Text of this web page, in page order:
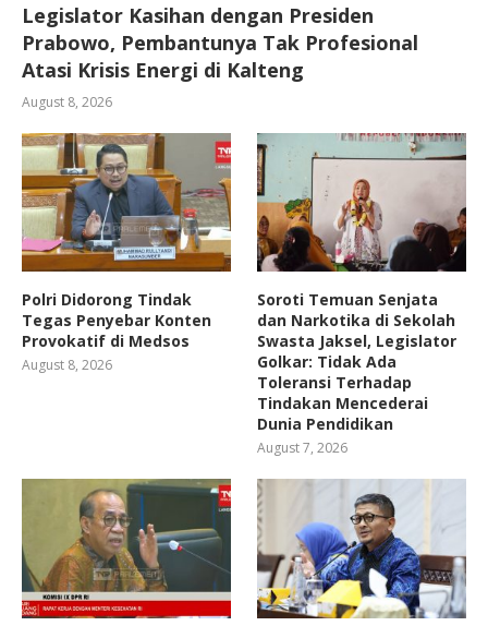
Legislator Kasihan dengan Presiden
Prabowo, Pembantunya Tak Profesional
Atasi Krisis Energi di Kalteng
August 8, 2026
Polri Didorong Tindak
Tegas Penyebar Konten
Provokatif di Medsos
August 8, 2026
Soroti Temuan Senjata
dan Narkotika di Sekolah
Swasta Jaksel, Legislator
Golkar: Tidak Ada
Toleransi Terhadap
Tindakan Mencederai
Dunia Pendidikan
August 7, 2026